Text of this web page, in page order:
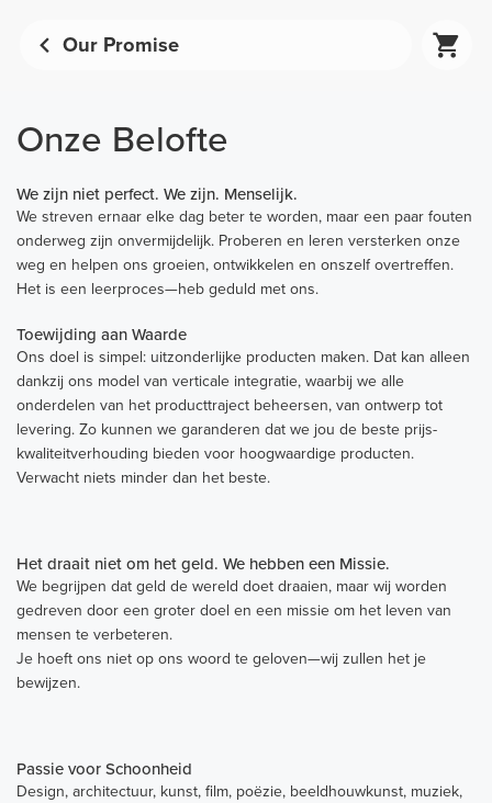
Our Promise
Onze Belofte
We zijn niet perfect. We zijn. Menselijk.
We streven ernaar elke dag beter te worden, maar een paar fouten
onderweg zijn onvermijdelijk. Proberen en leren versterken onze
weg en helpen ons groeien, ontwikkelen en onszelf overtreffen.
Het is een leerproces—heb geduld met ons.
Toewijding aan Waarde
Ons doel is simpel: uitzonderlijke producten maken. Dat kan alleen
dankzij ons model van verticale integratie, waarbij we alle
onderdelen van het producttraject beheersen, van ontwerp tot
levering. Zo kunnen we garanderen dat we jou de beste prijs-
kwaliteitverhouding bieden voor hoogwaardige producten.
Verwacht niets minder dan het beste.
Het draait niet om het geld. We hebben een Missie.
We begrijpen dat geld de wereld doet draaien, maar wij worden
gedreven door een groter doel en een missie om het leven van
mensen te verbeteren.
Je hoeft ons niet op ons woord te geloven—wij zullen het je
bewijzen.
Passie voor Schoonheid
Design, architectuur, kunst, film, poëzie, beeldhouwkunst, muziek,